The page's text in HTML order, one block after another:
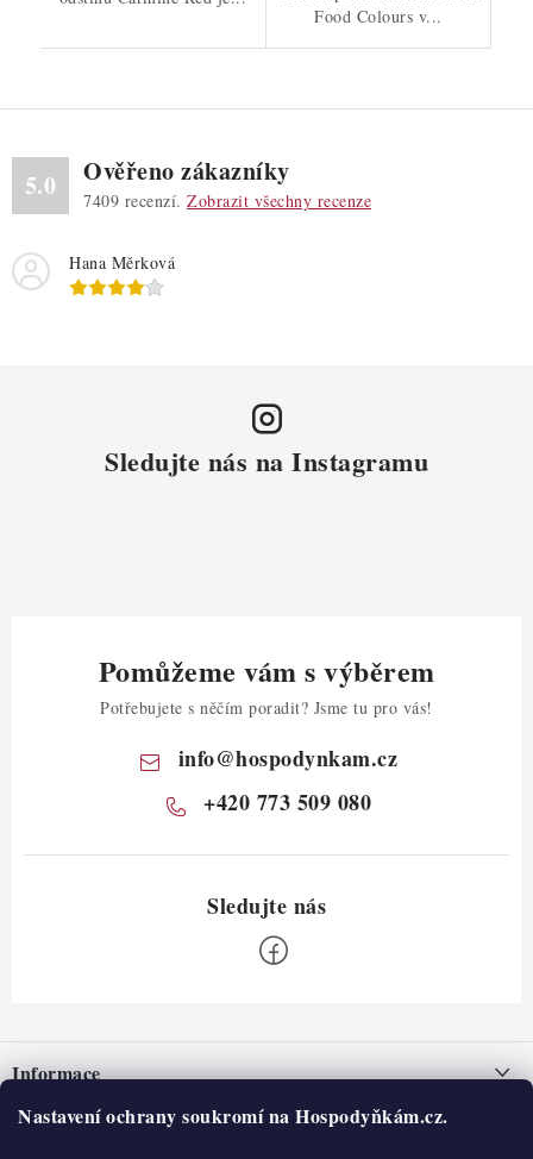
Nastavení ochrany soukromí na Hospodyňkám.cz.
Food Colours v...
5.0 Ověřeno zákazníky
7409 recenzí. Zobrazit všechny recenze
Hana Měrková
Sledujte nás na Instagramu
Pomůžeme vám s výběrem
Potřebujete s něčím poradit? Jsme tu pro vás!
info@hospodynkam.cz
+420 773 509 080
pInformace
Nepřevzetí zásilky na dobírku
O nás